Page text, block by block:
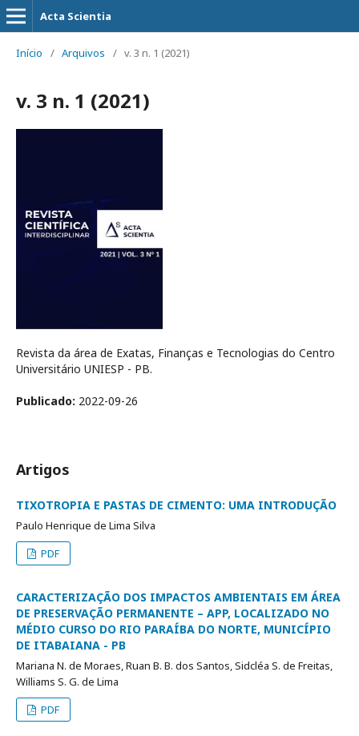
Acta Scientia
Início / Arquivos / v. 3 n. 1 (2021)
v. 3 n. 1 (2021)
Revista da área de Exatas, Finanças e Tecnologias do Centro
Universitário UNIESP - PB.
Publicado: 2022-09-26
Artigos
TIXOTROPIA E PASTAS DE CIMENTO: UMA INTRODUÇÃO
Paulo Henrique de Lima Silva
PDF
CARACTERIZAÇÃO DOS IMPACTOS AMBIENTAIS EM ÁREA
DE PRESERVAÇÃO PERMANENTE – APP, LOCALIZADO NO
MÉDIO CURSO DO RIO PARAÍBA DO NORTE, MUNICÍPIO
DE ITABAIANA - PB
Mariana N. de Moraes, Ruan B. B. dos Santos, Sidcléa S. de Freitas,
Williams S. G. de Lima
PDF